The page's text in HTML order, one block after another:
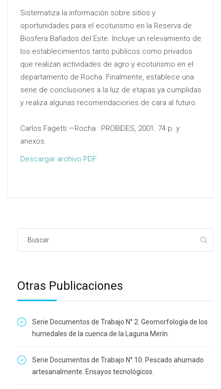
Sistematiza la información sobre sitios y
oportunidades para el ecoturismo en la Reserva de
Biosfera Bañados del Este. Incluye un relevamiento de
los establecimientos tanto públicos como privados
que realizan actividades de agro y ecoturismo en el
departamento de Rocha. Finalmente, establece una
serie de conclusiones a la luz de etapas ya cumplidas
y realiza algunas recomendaciones de cara al futuro.
Carlos Fagetti.—Rocha : PROBIDES, 2001. 74 p. y
anexos.
Descargar archivo PDF
Otras Publicaciones
Serie Documentos de Trabajo N° 2. Geomorfología de los
humedales de la cuenca de la Laguna Merín.
Serie Documentos de Trabajo N° 10. Pescado ahumado
artesanalmente. Ensayos tecnológicos.